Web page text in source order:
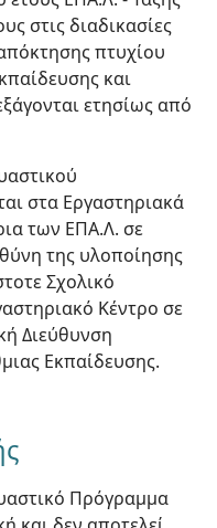
στις διαδικασίες
πτυχίου
και
ετησίως από
στα Εργαστηριακά
των ΕΠΑ.Λ. σε
της υλοποίησης
Σχολικό
Κέντρο σε
Διεύθυνση
Εκπαίδευσης.
Πρόγραμμα